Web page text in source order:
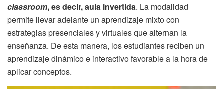
classroom, es decir, aula invertida. La modalidad
permite llevar adelante un aprendizaje mixto con
estrategias presenciales y virtuales que alternan la
enseñanza. De esta manera, los estudiantes reciben un
aprendizaje dinámico e interactivo favorable a la hora de
aplicar conceptos.